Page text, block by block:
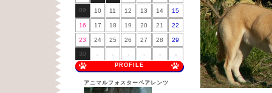
09 10 11 12 13 14 15
16 17 18 19 20 21 22
23 24 25 26 27 28 29
30 - - - - - -
PROFILE
アニマルフォスターペアレンツ